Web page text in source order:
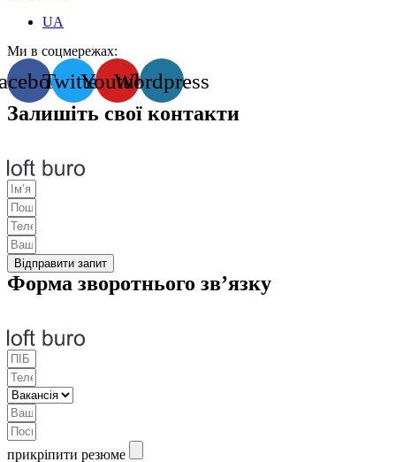
UA
Ми в соцмережах:
TwitterYoutube
Wordpress
Залишіть свої контакти
Відправити запит
Форма зворотнього зв’язку
прикріпити резюме